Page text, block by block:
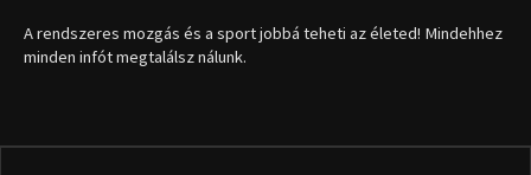
A rendszeres mozgás és a sport jobbá teheti az életed! Mindehhez
minden infót megtalálsz nálunk.